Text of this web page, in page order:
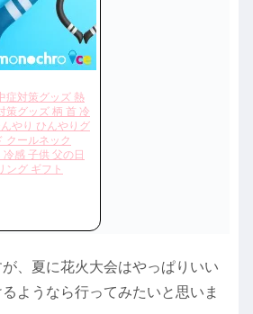
症対策グッズ 熱
策グッズ 柄 首 冷
やり ひんやりグ
クールネック
冷感 子供 父の日
ング ギフト
、夏に花火大会はやっぱりいい
ようなら行ってみたいと思いま